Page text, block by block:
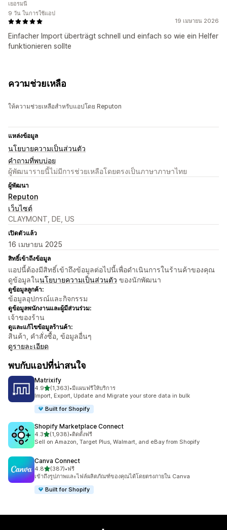
19 เมษายน 2026
Einfacher Import überträgt schnell und einfach so wie ein Helfer
funktionieren sollte
เยอรมนี
9 วัน ในการใช้แอป
ความช่วยเหลือ
ให้ความช่วยเหลือสำหรับแอปโดย Reputon
แหล่งข้อมูล
นโยบายความเป็นส่วนตัว
คำถามที่พบบ่อย
ผู้พัฒนารายนี้ไม่มีการช่วยเหลือโดยตรงเป็นภาษาภาษาไทย
ผู้พัฒนา
Reputon
เว็บไซต์
CLAYMONT, DE, US
เปิดตัวแล้ว
16 เมษายน 2025
สิทธิ์เข้าถึงข้อมูล
แอปนี้ต้องมีสิทธิ์เข้าถึงข้อมูลต่อไปนี้เพื่อดำเนินการในร้านค้าของคุณ
ดูข้อมูลในนโยบายความเป็นส่วนตัว ของนักพัฒนา
ดูข้อมูลลูกค้า:
ข้อมูลอุปกรณ์และกิจกรรม
ดูข้อมูลพนักงานและผู้มีส่วนร่วม:
เจ้าของร้าน
ดูและแก้ไขข้อมูลร้านค้า:
สินค้า, คำสั่งซื้อ, ข้อมูลอื่นๆ
ดูรายละเอียด
พบกับแอปที่น่าสนใจ
Matrixify
4.9เต็ม 5 ดาว
(1,363)
ทั้งหมด 1363 รีวิว
•มีแผนฟรีให้บริการ
Import, Export, Update and Migrate your store data in bulk
Built for Shopify
Shopify Marketplace Connect
4.3เต็ม 5 ดาว
(1,938)
ทั้งหมด 1938 รีวิว
•ติดตั้งฟรี
Sell on Amazon, Target Plus, Walmart, and eBay from Shopify
Canva Connect
4.8เต็ม 5 ดาว
(387)
ทั้งหมด 387 รีวิว
•ฟรี
เข้าถึงรูปภาพและไฟล์ผลิตภัณฑ์ของคุณได้โดยตรงภายใน Canva
Built for Shopify